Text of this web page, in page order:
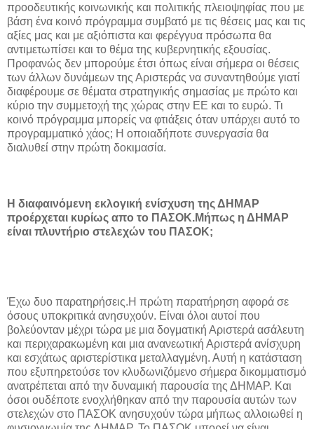
προοδευτικής κοινωνικής και πολιτικής πλειοψηφίας που με
βάση ένα κοινό πρόγραμμα συμβατό με τις θέσεις μας και τις
αξίες μας και με αξιόπιστα και φερέγγυα πρόσωπα θα
αντιμετωπίσει και το θέμα της κυβερνητικής εξουσίας.
Προφανώς δεν μπορούμε έτσι όπως είναι σήμερα οι θέσεις
των άλλων δυνάμεων της Αριστεράς να συναντηθούμε γιατί
διαφέρουμε σε θέματα στρατηγικής σημασίας με πρώτο και
κύριο την συμμετοχή της χώρας στην ΕΕ και το ευρώ. Τι
κοινό πρόγραμμα μπορείς να φτιάξεις όταν υπάρχει αυτό το
προγραμματικό χάος; Η οποιαδήποτε συνεργασία θα
διαλυθεί στην πρώτη δοκιμασία.
Η διαφαινόμενη εκλογική ενίσχυση της ΔΗΜΑΡ
προέρχεται κυρίως απο το ΠΑΣΟΚ.Μήπως η ΔΗΜΑΡ
είναι πλυντήριο στελεχών του ΠΑΣΟΚ;
Έχω δυο παρατηρήσεις.Η πρώτη παρατήρηση αφορά σε
όσους υποκριτικά ανησυχούν. Είναι όλοι αυτοί που
βολεύονταν μέχρι τώρα με μια δογματική Αριστερά ασάλευτη
και περιχαρακωμένη και μια ανανεωτική Αριστερά ανίσχυρη
και εσχάτως αριστερίστικα μεταλλαγμένη. Αυτή η κατάσταση
που εξυπηρετούσε τον κλυδωνιζόμενο σήμερα δικομματισμό
ανατρέπεται από την δυναμική παρουσία της ΔΗΜΑΡ. Και
όσοι ουδέποτε ενοχλήθηκαν από την παρουσία αυτών των
στελεχών στο ΠΑΣΟΚ ανησυχούν τώρα μήπως αλλοιωθεί η